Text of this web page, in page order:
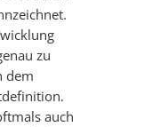
zu
dem
auch